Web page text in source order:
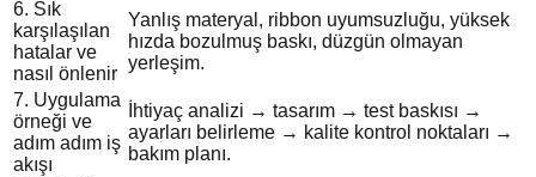
6. Sık
karşılaşılan
hatalar ve
nasıl önlenir
Yanlış materyal, ribbon uyumsuzluğu, yüksek
hızda bozulmuş baskı, düzgün olmayan
yerleşim.
7. Uygulama
örneği ve
adım adım iş
akışı
İhtiyaç analizi → tasarım → test baskısı →
ayarları belirleme → kalite kontrol noktaları →
bakım planı.